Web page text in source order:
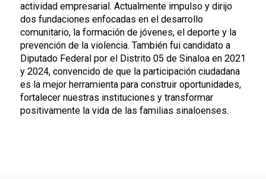
actividad empresarial. Actualmente impulso y dirijo
dos fundaciones enfocadas en el desarrollo
comunitario, la formación de jóvenes, el deporte y la
prevención de la violencia. También fui candidato a
Diputado Federal por el Distrito 05 de Sinaloa en 2021
y 2024, convencido de que la participación ciudadana
es la mejor herramienta para construir oportunidades,
fortalecer nuestras instituciones y transformar
positivamente la vida de las familias sinaloenses.